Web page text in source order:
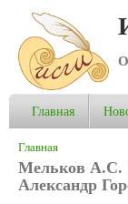
Главная
Вы здесь
Главная
Мельков А.С.
Александр